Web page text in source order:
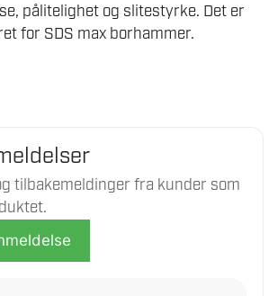
pålitelighet og slitestyrke. Det er
for SDS max borhammer.
tilbakemeldinger fra kunder som